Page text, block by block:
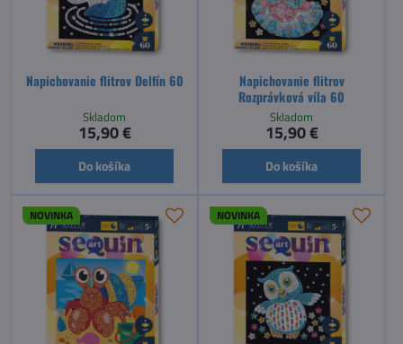
Napichovanie flitrov Delfín 60
Skladom
15,90 €
Do košíka
Napichovanie flitrov
Rozprávková víla 60
Skladom
15,90 €
Do košíka
NOVINKA NOVINKA